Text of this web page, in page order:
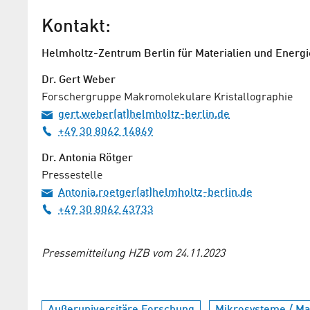
Kontakt:
Helmholtz-Zentrum Berlin für Materialien und
Dr. Gert Weber
Forschergruppe Makromolekulare Kristallographie
gert.weber(at)helmholtz-berlin.de
+49 30 8062 14869
Dr. Antonia Rötger
Pressestelle
Antonia.roetger(at)helmholtz-berlin.de
+49 30 8062 43733
Pressemitteilung HZB vom 24.11.2023